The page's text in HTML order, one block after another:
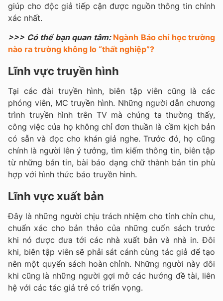
giúp cho độc giả tiếp cận được nguồn thông tin chính
xác nhất.
>>> Có thể bạn quan tâm: Ngành Báo chí học trường
nào ra trường không lo “thất nghiệp”?
Lĩnh vực truyền hình
Tại các đài truyền hình, biên tập viên cũng là các
phóng viên, MC truyền hình. Những người dẫn chương
trình truyền hình trên TV mà chúng ta thường thấy,
công việc của họ không chỉ đơn thuần là cầm kịch bản
có sẵn và đọc cho khán giả nghe. Trước đó, họ cũng
chính là người lên ý tưởng, tìm kiếm thông tin, biên tập
từ những bản tin, bài báo dạng chữ thành bản tin phù
hợp với hình thức báo truyền hình.
Lĩnh vực xuất bản
Đây là những người chịu trách nhiệm cho tính chỉn chu,
chuẩn xác cho bản thảo của những cuốn sách trước
khi nó được đưa tới các nhà xuất bản và nhà in. Đôi
khi, biên tập viên sẽ phải sát cánh cùng tác giả để tạo
nên một quyển sách hoàn chỉnh. Những người này đôi
khi cũng là những người gợi mở các hướng đề tài, liên
hệ với các tác giả trẻ có triển vọng.